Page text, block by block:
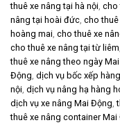
thuê xe nâng tại hà nội, cho
nâng tại hoài đức, cho thuê
hoàng mai, cho thuê xe
cho thuê xe nâng tại từ liêm,
thuê xe nâng theo ngày
Động, dịch vụ bốc xếp
nội, dịch vụ nâng hạ hàng
dịch vụ xe nâng Mai Động,
thuê xe nâng container Mai